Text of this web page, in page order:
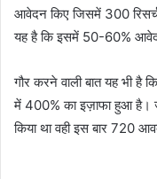
आवेदन किए जिसमें 300 रिसर्च
यह है कि इसमें 50-60%
गौर करने वाली बात यह भी है
में 400% का इज़ाफा हुआ है।
किया था वही इस बार 720